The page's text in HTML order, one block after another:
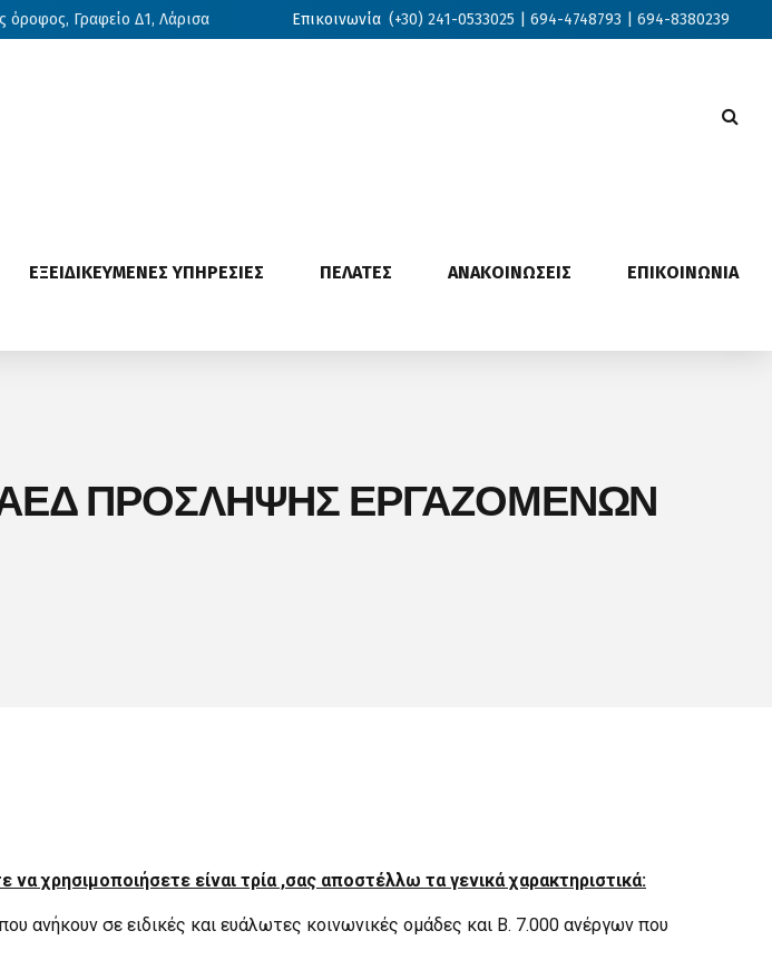
όροφος, Γραφείο Δ1, Λάρισα Επικοινωνία (+30) 241-0533025 | 694-4748793 | 694-8380239
ΕΞΕΙΔΙΚΕΥΜΕΝΕΣ ΥΠΗΡΕΣΙΕΣ ΠΕΛΑΤΕΣ ΑΝΑΚΟΙΝΩΣΕΙΣ ΕΠΙΚΟΙΝΩΝΙΑ
ΠΡΟΣΛΗΨΗΣ ΕΡΓΑΖΟΜΕΝΩΝ
χρησιμοποιήσετε είναι τρία ,σας αποστέλλω τα γενικά χαρακτηριστικά:
ανήκουν σε ειδικές και ευάλωτες κοινωνικές ομάδες και Β. 7.000 ανέργων που